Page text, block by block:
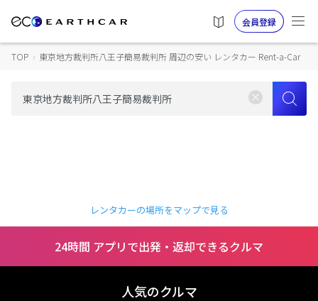
会員登録
TOP › 東京地方裁判所八王子簡易裁判所 周辺の安い レンタカー Rent-a-Car
レンタカーの場所をマップで見る
24時間 アプリで出発・返却できるクルマ
人気のクルマ